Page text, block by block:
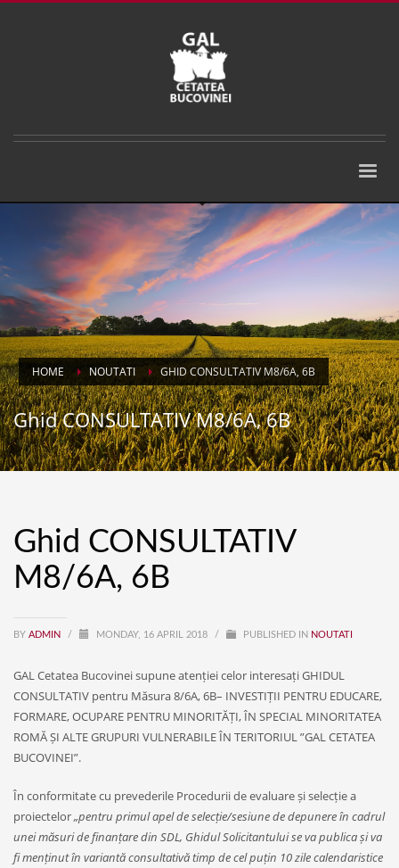
HOME NOUTATI GHID CONSULTATIV M8/6A, 6B
Ghid CONSULTATIV M8/6A, 6B
Ghid CONSULTATIV
M8/6A, 6B
BY ADMIN / MONDAY, 16 APRIL 2018 / PUBLISHED IN NOUTATI
GAL Cetatea Bucovinei supune atenției celor interesați GHIDUL
CONSULTATIV pentru Măsura 8/6A, 6B– INVESTIȚII PENTRU EDUCARE,
FORMARE, OCUPARE PENTRU MINORITĂȚI, ÎN SPECIAL MINORITATEA
ROMĂ ȘI ALTE GRUPURI VULNERABILE ÎN TERITORIUL ”GAL CETATEA
BUCOVINEI”.
În conformitate cu prevederile Procedurii de evaluare și selecție a
proiectelor„pentru primul apel de selecție/sesiune de depunere în cadrul
unei măsuri de finanțare din SDL, Ghidul Solicitantului se va publica și va
fi menținut în variantă consultativă timp de cel puțin 10 zile calendaristice